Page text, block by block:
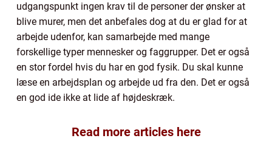
udgangspunkt ingen krav til de personer der ønsker at
blive murer, men det anbefales dog at du er glad for at
arbejde udenfor, kan samarbejde med mange
forskellige typer mennesker og faggrupper. Det er også
en stor fordel hvis du har en god fysik. Du skal kunne
læse en arbejdsplan og arbejde ud fra den. Det er også
en god ide ikke at lide af højdeskræk.
Read more articles here